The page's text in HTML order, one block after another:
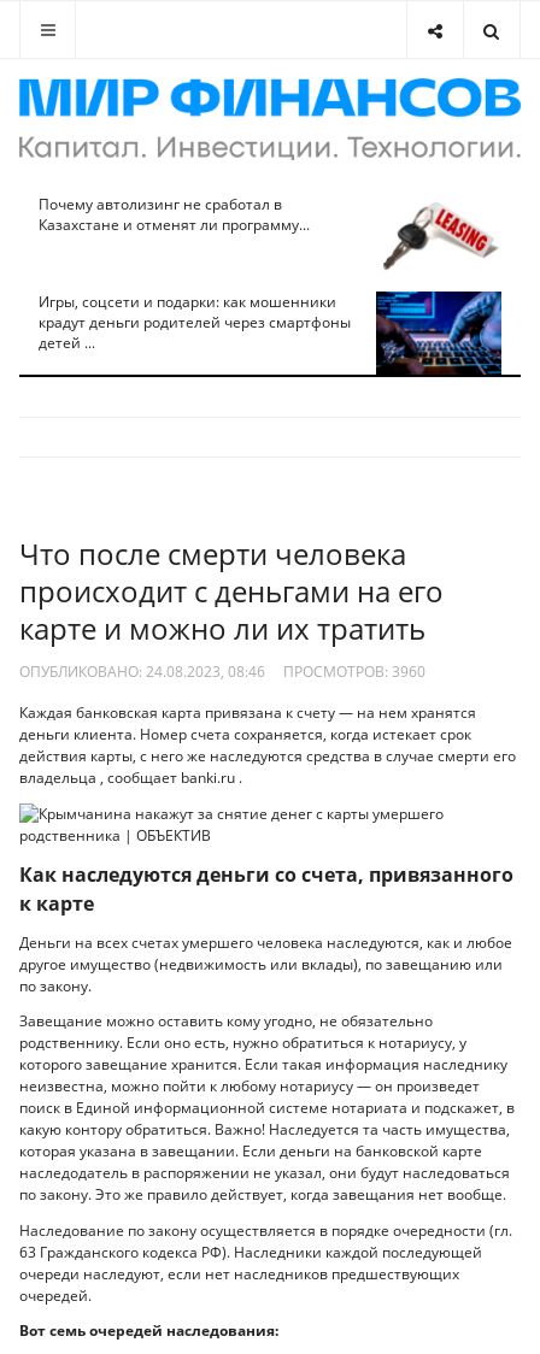
Почему автолизинг не сработал в
Казахстане и отменят ли программу...
Игры, соцсети и подарки: как мошенники
крадут деньги родителей через смартфоны
детей ...
Что после смерти человека
происходит с деньгами на его
карте и можно ли их тратить
ОПУБЛИКОВАНО: 24.08.2023, 08:46 ПРОСМОТРОВ: 3960
Каждая банковская карта привязана к счету — на нем хранятся
деньги клиента. Номер счета сохраняется, когда истекает срок
действия карты, с него же наследуются средства в случае смерти его
владельца , сообщает banki.ru .
Как наследуются деньги со счета, привязанного
к карте
Деньги на всех счетах умершего человека наследуются, как и любое
другое имущество (недвижимость или вклады), по завещанию или
по закону.
Завещание можно оставить кому угодно, не обязательно
родственнику. Если оно есть, нужно обратиться к нотариусу, у
которого завещание хранится. Если такая информация наследнику
неизвестна, можно пойти к любому нотариусу — он произведет
поиск в Единой информационной системе нотариата и подскажет, в
какую контору обратиться. Важно! Наследуется та часть имущества,
которая указана в завещании. Если деньги на банковской карте
наследодатель в распоряжении не указал, они будут наследоваться
по закону. Это же правило действует, когда завещания нет вообще.
Наследование по закону осуществляется в порядке очередности (гл.
63 Гражданского кодекса РФ). Наследники каждой последующей
очереди наследуют, если нет наследников предшествующих
очередей.
Вот семь очередей наследования: